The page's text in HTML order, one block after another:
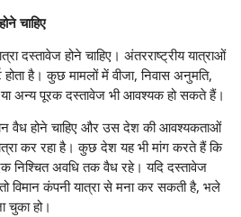
चाहिए
दस्तावेज होने चाहिए। अंतरराष्ट्रीय यात्राओं
है। कुछ मामलों में वीजा, निवास अनुमति,
या अन्य पूरक दस्तावेज भी आवश्यक हो सकते हैं।
वैध होने चाहिए और उस देश की आवश्यकताओं
कर रहा है। कुछ देश यह भी मांग करते हैं कि
निश्चित अवधि तक वैध रहे। यदि दस्तावेज
विमान कंपनी यात्रा से मना कर सकती है, भले
चुका हो।